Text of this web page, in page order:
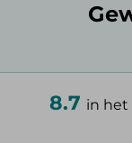
8.7 in het